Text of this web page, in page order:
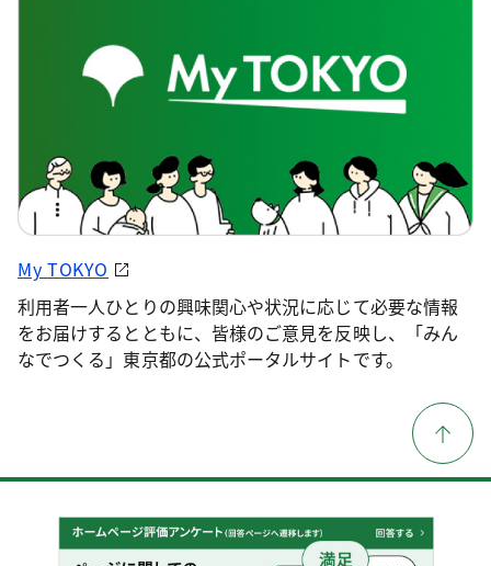
My TOKYO
利用者一人ひとりの興味関心や状況に応じて必要な情報
をお届けするとともに、皆様のご意見を反映し、「みん
なでつくる」東京都の公式ポータルサイトです。